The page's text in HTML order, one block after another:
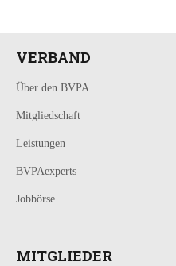
VERBAND
Über den BVPA
Mitgliedschaft
Leistungen
BVPAexperts
Jobbörse
MITGLIEDER